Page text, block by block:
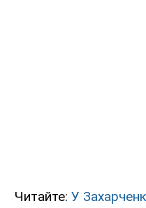
Читайте: У